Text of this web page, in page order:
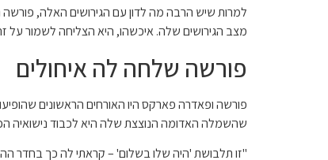
מצב הגירושים שלה. איכשהו, היא הצליחה לשמור
פורשה שלחה לה איחולים
שהשמלה האדומה הנוצצת שלה היא לכבוד נישואיה
"זו תלבושת 'היה שלו בשלום' – קראתי לה כך בחדר